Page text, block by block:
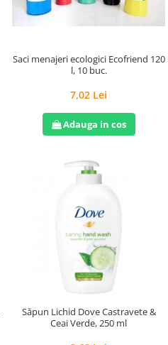
Saci menajeri ecologici Ecofriend 120
l, 10 buc.
7,02 Lei
Adauga in cos
Săpun Lichid Dove Castravete &
Ceai Verde, 250 ml